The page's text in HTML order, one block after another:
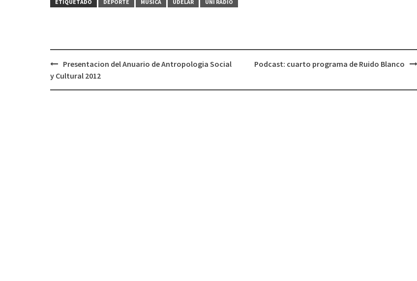
el
volumen.
ETIQUETADO
DEPORTE MÚSICA UDELAR UNI RADIO
Navegación
de
Presentacion del Anuario de Antropologia Social
y Cultural 2012
Podcast: cuarto programa de Ruido Blanco